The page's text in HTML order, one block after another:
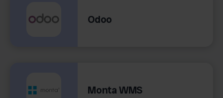
Odoo
Monta WMS